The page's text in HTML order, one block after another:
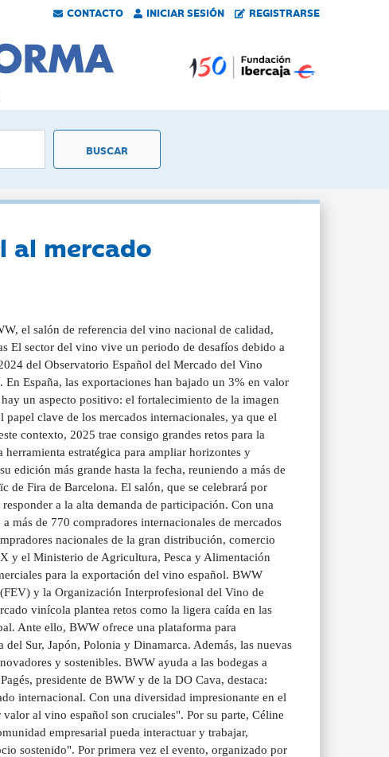
CONTACTO INICIAR SESIÓN REGISTRARSE
al mercado
el salón de referencia del vino nacional de calidad,
El sector del vino vive un periodo de desafíos debido a
del Observatorio Español del Mercado del Vino
España, las exportaciones han bajado un 3% en valor
un aspecto positivo: el fortalecimiento de la imagen
clave de los mercados internacionales, ya que el
contexto, 2025 trae consigo grandes retos para la
estratégica para ampliar horizontes y
edición más grande hasta la fecha, reuniendo a más de
de Fira de Barcelona. El salón, que se celebrará por
a la alta demanda de participación. Con una
más de 770 compradores internacionales de mercados
nacionales de la gran distribución, comercio
y el Ministerio de Agricultura, Pesca y Alimentación
para la exportación del vino español. BWW
y la Organización Interprofesional del Vino de
vinícola plantea retos como la ligera caída en las
Ante ello, BWW ofrece una plataforma para
Sur, Japón, Polonia y Dinamarca. Además, las nuevas
y sostenibles. BWW ayuda a las bodegas a
presidente de BWW y de la DO Cava, destaca:
internacional. Con una diversidad impresionante en el
al vino español son cruciales". Por su parte, Céline
empresarial pueda interactuar y trabajar,
sostenido". Por primera vez el evento, organizado por